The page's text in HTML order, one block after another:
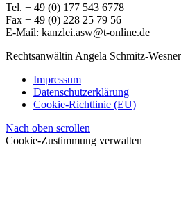
Tel. + 49 (0) 177 543 6778
Fax + 49 (0) 228 25 79 56
E-Mail: kanzlei.asw@t-online.de
Rechtsanwältin Angela Schmitz-
Impressum
Datenschutzerklärung
Cookie-Richtlinie (EU)
Nach oben scrollen
Cookie-Zustimmung verwalten